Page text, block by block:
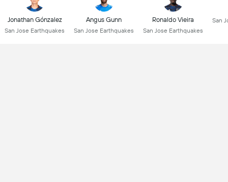
Jonathan Gónzalez
San Jose Earthquakes
Angus Gunn
San Jose Earthquakes
Ronaldo Vieira
San Jose Earthquakes
San